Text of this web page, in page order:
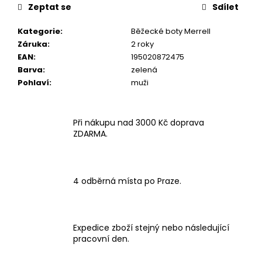
Kategorie:
Běžecké boty Merrell
Záruka:
2 roky
EAN:
195020872475
Barva:
zelená
Pohlaví: muži
Zeptat se Sdílet
Při nákupu nad 3000 Kč doprava
ZDARMA.
4 odběrná místa po Praze.
Expedice zboží stejný nebo následující
pracovní den.